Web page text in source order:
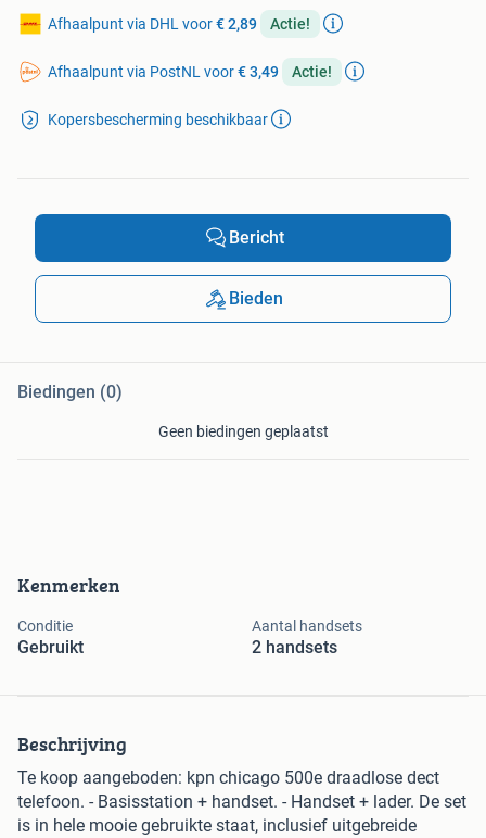
Kenmerken
Conditie
Gebruikt
Aantal handsets
2 handsets
Beschrijving
Te koop aangeboden: kpn chicago 500e draadlose dect
telefoon. - Basisstation + handset. - Handset + lader. De set
is in hele mooie gebruikte staat, inclusief uitgebreide
Afhaalpunt via DHL voor€ 2,89 Actie!
Afhaalpunt via PostNL voor€ 3,49 Actie!
Kopersbescherming beschikbaar
Bericht
Bieden
Biedingen (0)
Geen biedingen geplaatst